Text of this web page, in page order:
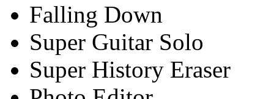
Falling Down
Super Guitar Solo
Super History Eraser